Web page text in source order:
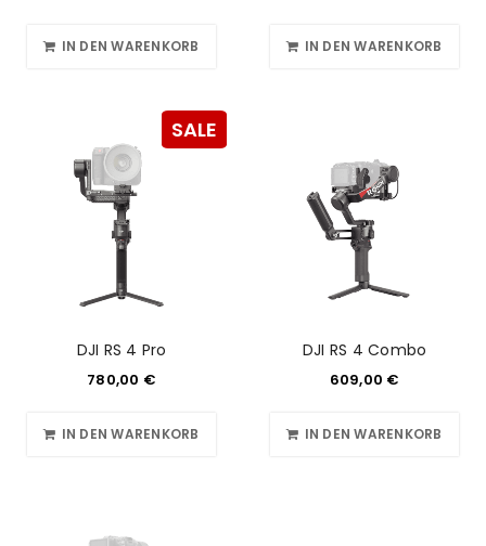
IN DEN WARENKORB IN DEN WARENKORB
SALE
DJI RS 4 Pro
780,00 €
IN DEN WARENKORB
DJI RS 4 Combo
609,00 €
IN DEN WARENKORB